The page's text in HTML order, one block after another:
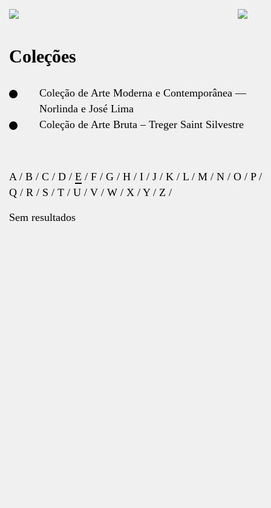
Coleções
Coleção de Arte Moderna e Contemporânea —
Norlinda e José Lima
Coleção de Arte Bruta – Treger Saint Silvestre
A/ B / C / D / E / F / G / H / I / J / K / L / M / N / O / P/
Q / R / S / T / U / V / W / X / Y/ Z /
Sem resultados